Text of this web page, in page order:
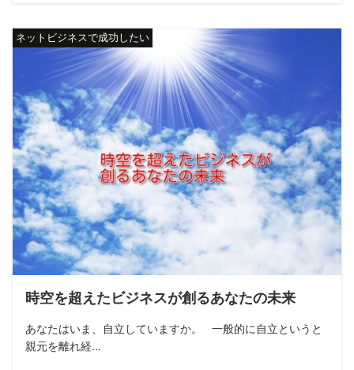
ネットビジネスで成功したい
時空を超えたビジネスが創るあなたの未来
あなたはいま、自立していますか。 一般的に自立というと
親元を離れ経...